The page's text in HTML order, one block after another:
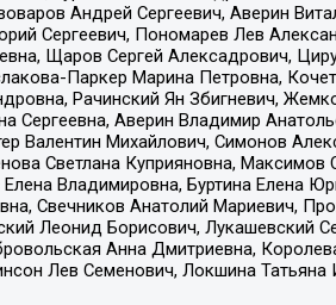
Андрей Сергеевич, Аверин
Сергеевич, Пономарев Лев
Щаров Сергей Алексадрович,
Паркер Марина Петровна,
Рачинский Ян Збигневич,
Сергеевна, Аверин Владимир
Валентин Михайлович, Симонов
Светлана Куприяновна,
Владимировна, Буртина Елена
Свечников Анатолий Мариевич,
Леонид Борисович,
Анна Дмитриевна,
Лев Семенович, Локшина